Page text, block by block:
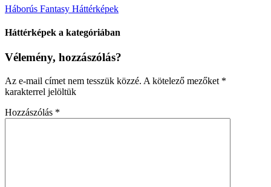
Háborús Fantasy Háttérképek
Háttérképek a kategóriában
Vélemény, hozzászólás?
Az e-mail címet nem tesszük közzé. A kötelező mezőket *
karakterrel jelöltük
Hozzászólás *